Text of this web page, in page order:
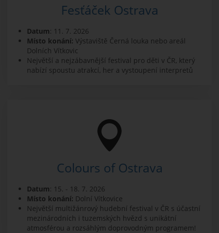
Fesťáček Ostrava
Datum: 11. 7. 2026
Místo konání: Výstaviště Černá louka nebo areál
Dolních Vítkovic
Největší a nejzábavnější festival pro děti v ČR, který
nabízí spoustu atrakcí, her a vystoupení interpretů
Colours of Ostrava
Datum: 15. - 18. 7. 2026
Místo konání: Dolní Vítkovice
Největší multižánrový hudební festival v ČR s účastní
mezinárodních i tuzemských hvězd s unikátní
atmosférou a rozsáhlým doprovodným programem!